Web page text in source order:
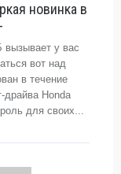
новинка в
вызывает у вас
вот над
в течение
драйва Honda
для своих...